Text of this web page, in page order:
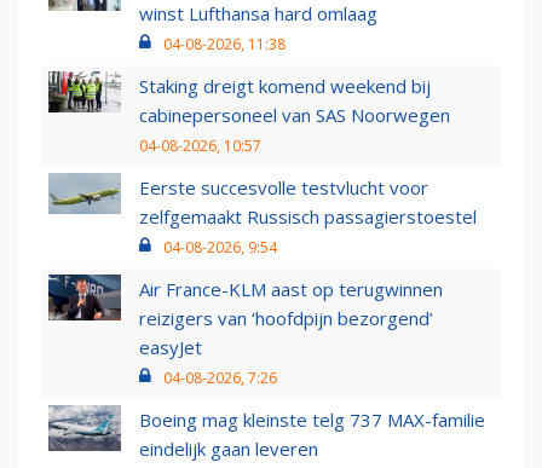
winst Lufthansa hard omlaag
04-08-2026, 11:38
Staking dreigt komend weekend bij
cabinepersoneel van SAS Noorwegen
04-08-2026, 10:57
Eerste succesvolle testvlucht voor
zelfgemaakt Russisch passagierstoestel
04-08-2026, 9:54
Air France-KLM aast op terugwinnen
reizigers van ‘hoofdpijn bezorgend’
easyJet
04-08-2026, 7:26
Boeing mag kleinste telg 737 MAX-familie
eindelijk gaan leveren